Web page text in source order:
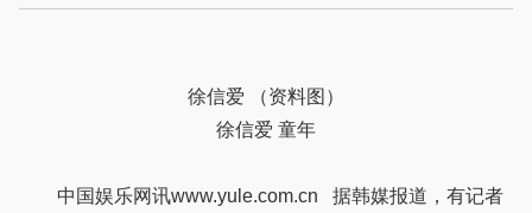
徐信爱 （资料图）
徐信爱 童年
中国娱乐网讯www.yule.com.cn 据韩媒报道，有记者